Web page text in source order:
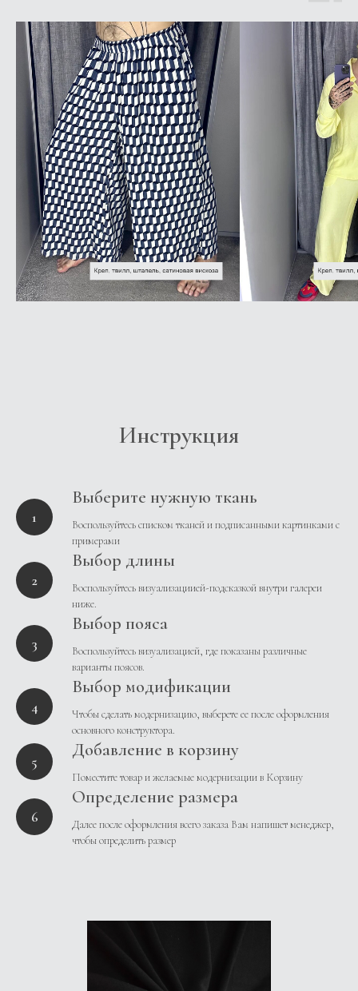
Инструкция
Выберите нужную ткань
Воспользуйтесь списком тканей и подписанными картинками с
примерами
Выбор длины
Воспользуйтесь визуализациией-подсказкой внутри галереи
ниже.
Выбор пояса
Воспользуйтесь визуализацией, где показаны различные
варианты поясов.
Выбор модификации
Чтобы сделать модернизацию, выберете ее после оформления
основного конструктора.
Добавление в корзину
Поместите товар и желаемые модернизации в Корзину
Определение размера
Далее после оформления всего заказа Вам напишет менеджер,
чтобы определить размер